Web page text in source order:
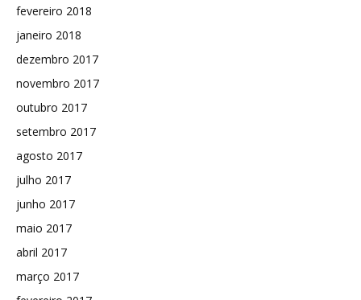
fevereiro 2018
janeiro 2018
dezembro 2017
novembro 2017
outubro 2017
setembro 2017
agosto 2017
julho 2017
junho 2017
maio 2017
abril 2017
março 2017